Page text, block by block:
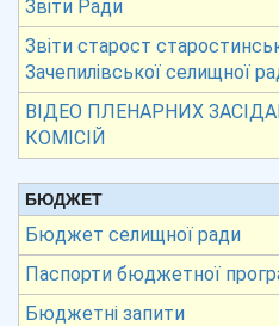
Звіти Ради
Звіти старост
Зачепилівської селищної
ВІДЕО ПЛЕНАРНИХ
КОМІСІЙ
БЮДЖЕТ
Бюджет селищної ради
Паспорти бюджетної
Бюджетні запити